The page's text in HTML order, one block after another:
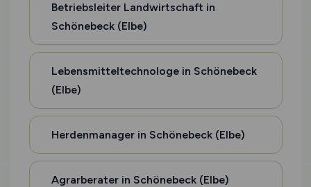
Betriebsleiter Landwirtschaft in
Schönebeck (Elbe)
Lebensmitteltechnologe in Schönebeck
(Elbe)
Herdenmanager in Schönebeck (Elbe)
Agrarberater in Schönebeck (Elbe)